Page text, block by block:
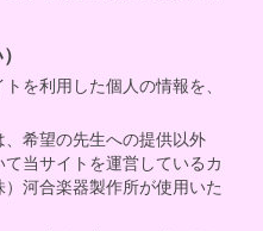
を利用した個人の情報を、
希望の先生への提供以外
当サイトを運営しているカ
河合楽器製作所が使用いた